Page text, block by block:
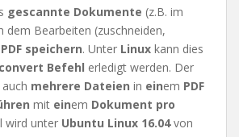
gescannte Dokumente (z.B. im
dem Bearbeiten (zuschneiden,
speichern. Unter Linux kann dies
convert Befehl erledigt werden. Der
mehrere Dateien in einem PDF
mit einem Dokument pro
wird unter Ubuntu Linux 16.04von